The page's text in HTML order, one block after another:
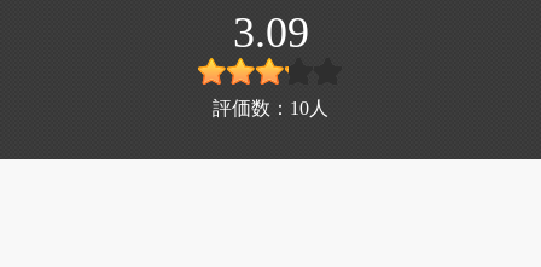
3.09
評価数： 10 人